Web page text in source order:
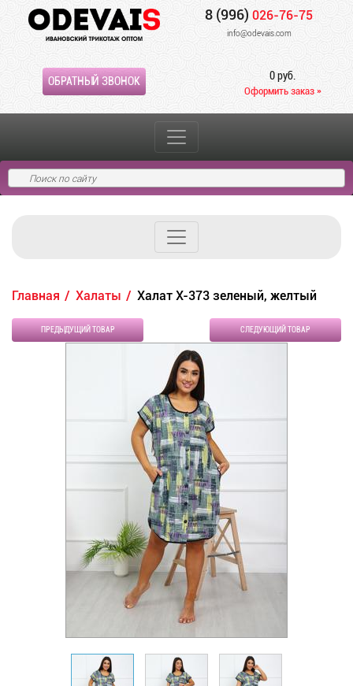
8 (996) 026-76-75
info@odevais.com
ОБРАТНЫЙ ЗВОНОК 0 руб.
Оформить заказ »
Главная Халаты Халат Х-373 зеленый, желтый
ПРЕДЫДУЩИЙ ТОВАР СЛЕДУЮЩИЙ ТОВАР